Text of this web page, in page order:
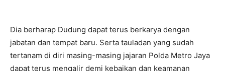
Dia berharap Dudung dapat terus berkarya dengan
jabatan dan tempat baru. Serta tauladan yang sudah
tertanam di diri masing-masing jajaran Polda Metro Jaya
dapat terus mengalir demi kebaikan dan keamanan